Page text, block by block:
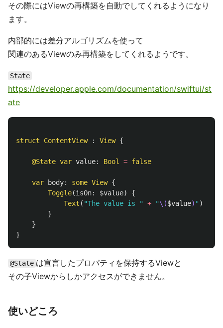
その際にはViewの再構築を自動でしてくれるようになり
ます。
内部的には差分アルゴリズムを使って
関連のあるViewのみ再構築をしてくれるようです。
State
https://developer.apple.com/documentation/swiftui/st
ate
struct ContentView : View {
@State var value: Bool = false
var body: some View {
Toggle(isOn: $value)
{
Text ( "The value is " + "\($value) " )
}
}
}
@State は宣言したプロパティを保持するViewと
その子Viewからしかアクセスができません。
使いどころ